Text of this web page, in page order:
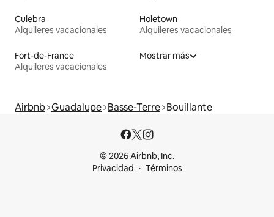
Culebra
Alquileres vacacionales
Holetown
Alquileres vacacionales
Fort-de-France
Alquileres vacacionales
Mostrar más
Airbnb Guadalupe Basse-Terre Bouillante
© 2026 Airbnb, Inc.
Privacidad
Términos